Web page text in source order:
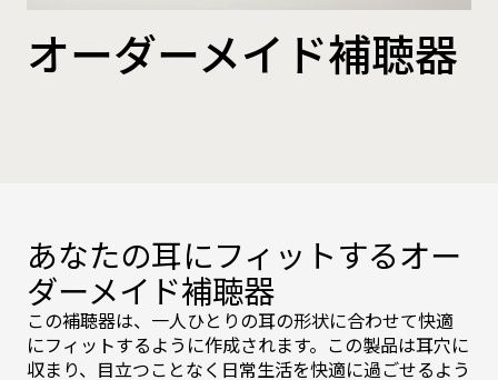
オーダーメイド補聴器
あなたの耳にフィットするオー
ダーメイド補聴器
この補聴器は、一人ひとりの耳の形状に合わせて快適
にフィットするように作成されます。この製品は耳穴に
収まり、目立つことなく日常生活を快適に過ごせるよう